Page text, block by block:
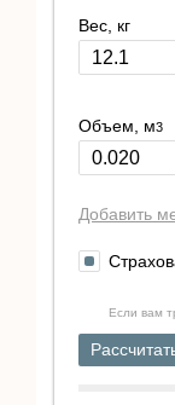
Вес, кг
Объем, м3
Добавить
Если вам